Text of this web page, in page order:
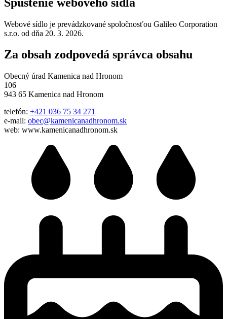
Webové sídlo je prevádzkované spoločnosťou Galileo Corporation
s.r.o. od dňa 20. 3. 2026.
Za obsah zodpovedá správca obsahu
Obecný úrad Kamenica nad Hronom
106
943 65 Kamenica nad Hronom
telefón: +421 036 75 34 271
e-mail: obec@kamenicanadhronom.sk
web: www.kamenicanadhronom.sk